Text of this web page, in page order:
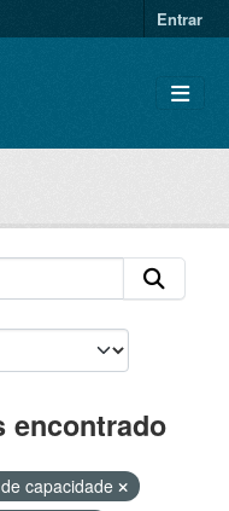
Entrar
encontrado
capacidade